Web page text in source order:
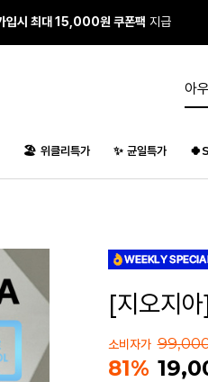
앱다운 3,000원쿠폰 증정
🏖️ 위클리특가 ✨ 균일특가
[지오지
소비자가
81%